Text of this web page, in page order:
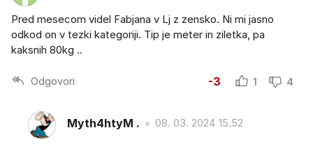
Pred mesecom videl Fabjana v Lj z zensko. Ni mi jasno
odkod on v tezki kategoriji. Tip je meter in ziletka, pa
kaksnih 80kg ..
Odgovori -3 1 4
Myth4htyM . 08. 03. 2024 15.52